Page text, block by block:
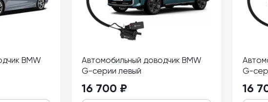
BMW
Автомобильный доводчик BMW
G-серии левый
16 700 ₽
G-
16